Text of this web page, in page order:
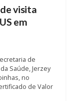
visita
em
de
Saúde, Jerzey
no
de Valor